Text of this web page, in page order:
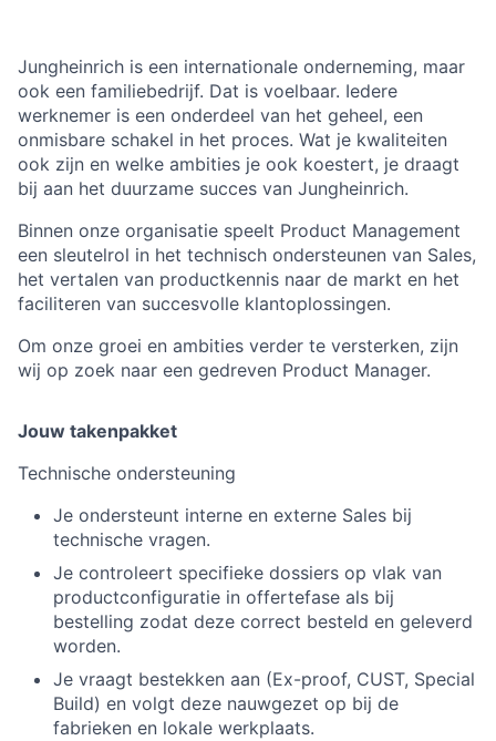
Jungheinrich is een internationale onderneming, maar
ook een familiebedrijf. Dat is voelbaar. Iedere
werknemer is een onderdeel van het geheel, een
onmisbare schakel in het proces. Wat je kwaliteiten
ook zijn en welke ambities je ook koestert, je draagt
bij aan het duurzame succes van Jungheinrich.
Binnen onze organisatie speelt Product Management
een sleutelrol in het technisch ondersteunen van Sales,
het vertalen van productkennis naar de markt en het
faciliteren van succesvolle klantoplossingen.
Om onze groei en ambities verder te versterken, zijn
wij op zoek naar een gedreven Product Manager.
Jouw takenpakket
Technische ondersteuning
Je ondersteunt interne en externe Sales bij
technische vragen.
Je controleert specifieke dossiers op vlak van
productconfiguratie in offertefase als bij
bestelling zodat deze correct besteld en geleverd
worden.
Je vraagt bestekken aan (Ex-proof, CUST, Special
Build) en volgt deze nauwgezet op bij de
fabrieken en lokale werkplaats.